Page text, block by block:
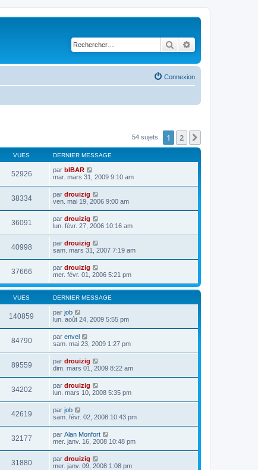
Rechercher
Connexion
54 sujets 1 2
VUES DERNIER MESSAGE
52926 par bIBAR
mar. mars 31, 2009 9:10 am
38334 par drouizig
ven. mai 19, 2006 9:00 am
36091 par drouizig
lun. févr. 27, 2006 10:16 am
40998 par drouizig
sam. mars 31, 2007 7:19 am
37666 par drouizig
mer. févr. 01, 2006 5:21 pm
VUES DERNIER MESSAGE
140859 par job
lun. août 24, 2009 5:55 pm
84790 par envel
sam. mai 23, 2009 1:27 pm
89559 par drouizig
dim. mars 01, 2009 8:22 am
34202 par drouizig
lun. mars 10, 2008 5:35 pm
42619 par job
sam. févr. 02, 2008 10:43 pm
32177 par Alan Monfort
mer. janv. 16, 2008 10:48 pm
31880 par drouizig
mer. janv. 09, 2008 1:08 pm